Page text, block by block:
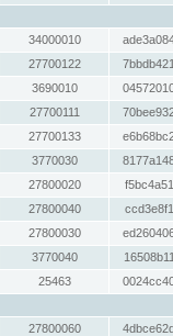
34000010
27700122
3690010
27700111
27700133
3770030
27800020
27800040
27800030
3770040
25463
27800060